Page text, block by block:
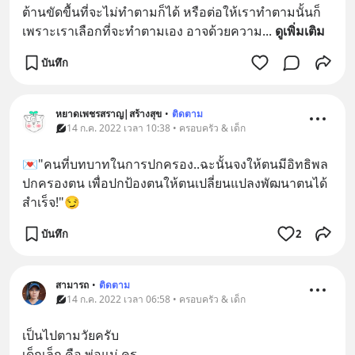
ต้านขัดขื้นที่จะไม่ทำตามก็ได้ หรือต่อให้เราทำตามนั้นก็
เพราะเราเลือกที่จะทำตามเอง อาจด้วยความ... ดูเพิ่มเติม
บันทึก
หยาดเพชรสราญ|สร้างสุข • ติดตาม
14 ก.ค. 2022 เวลา 10:38 • ครอบครัว & เด็ก
💌"คนที่บทบาทในการปกครอง..ฉะนั้นจงให้ตนมีอิทธิพล
ปกครองตน เพื่อปกป้องตนให้ตนเปลี่ยนแปลงพัฒนาตนได้
สำเร็จ!"😏
บันทึก 2
สามารถ • ติดตาม
14 ก.ค. 2022 เวลา 06:58 • ครอบครัว & เด็ก
เป็นไปตามวัยครับ